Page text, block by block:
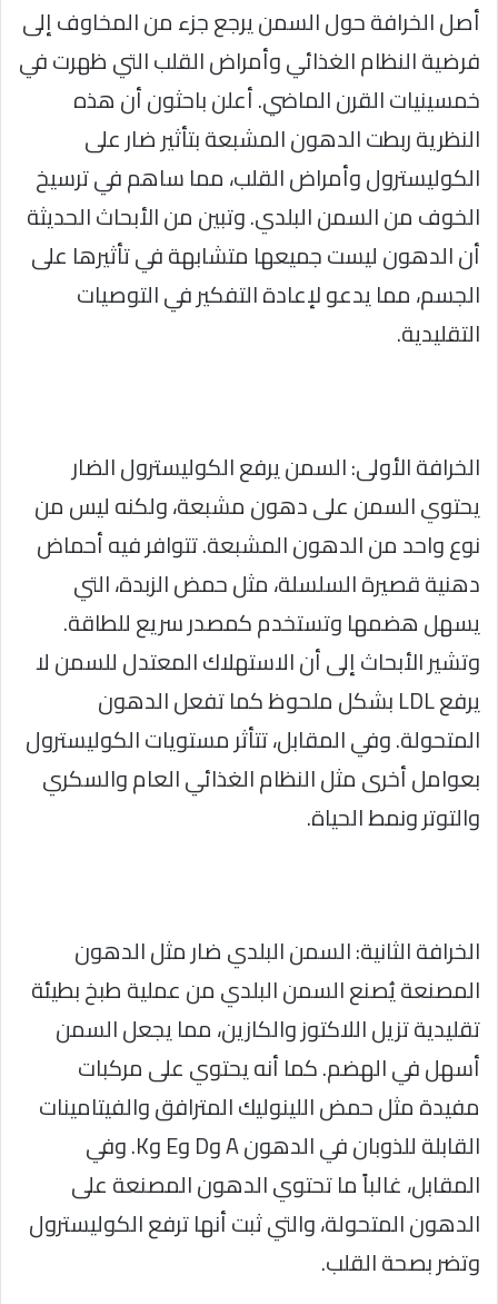
أصل الخرافة حول السمن يرجع جزء من المخاوف إلى
فرضية النظام الغذائي وأمراض القلب التي ظهرت في
خمسينيات القرن الماضي. أعلن باحثون أن هذه
النظرية ربطت الدهون المشبعة بتأثير ضار على
الكوليسترول وأمراض القلب، مما ساهم في ترسيخ
الخوف من السمن البلدي. وتبين من الأبحاث الحديثة
أن الدهون ليست جميعها متشابهة في تأثيرها على
الجسم، مما يدعو لإعادة التفكير في التوصيات
التقليدية.
الخرافة الأولى: السمن يرفع الكوليسترول الضار
يحتوي السمن على دهون مشبعة، ولكنه ليس من
نوع واحد من الدهون المشبعة. تتوافر فيه أحماض
دهنية قصيرة السلسلة، مثل حمض الزبدة، التي
يسهل هضمها وتستخدم كمصدر سريع للطاقة.
وتشير الأبحاث إلى أن الاستهلاك المعتدل للسمن لا
يرفع LDL بشكل ملحوظ كما تفعل الدهون
المتحولة. وفي المقابل، تتأثر مستويات الكوليسترول
بعوامل أخرى مثل النظام الغذائي العام والسكري
والتوتر ونمط الحياة.
الخرافة الثانية: السمن البلدي ضار مثل الدهون
المصنعة يُصنع السمن البلدي من عملية طبخ بطيئة
تقليدية تزيل اللاكتوز والكازين، مما يجعل السمن
أسهل في الهضم. كما أنه يحتوي على مركبات
مفيدة مثل حمض اللينوليك المترافق والفيتامينات
القابلة للذوبان في الدهون A وD وE وK. وفي
المقابل، غالباً ما تحتوي الدهون المصنعة على
الدهون المتحولة، والتي ثبت أنها ترفع الكوليسترول
وتضر بصحة القلب.